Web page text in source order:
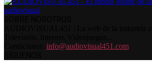
info@audiovisual451.com